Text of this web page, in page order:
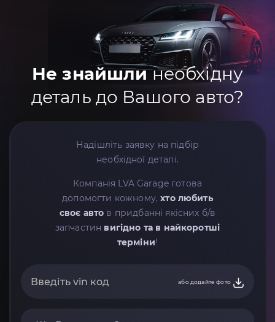
Не знайшлинеобхідну
деталь до Вашого авто?
Надішліть заявку на підбір
необхідної деталі.
Компанія LVA Garage готова
допомогти кожному,хто любить
своє авто в придбанні якісних б/в
запчастин вигідно та в найкоротші
терміни!
або додайте фото